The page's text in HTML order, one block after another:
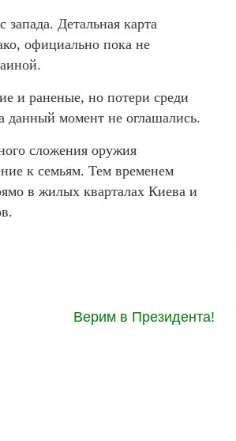
Детальная карта
официально пока не
и раненые, но потери среди
момент не оглашались.
сложения оружия
к семьям. Тем временем
в жилых кварталах Киева и
Верим в Президента!